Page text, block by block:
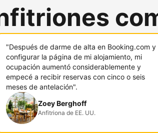
"Después de darme de alta en Booking.com y
configurar la página de mi alojamiento, mi
ocupación aumentó considerablemente y
empecé a recibir reservas con cinco o seis
meses de antelación".
Zoey Berghoff
Anfitriona de EE. UU.